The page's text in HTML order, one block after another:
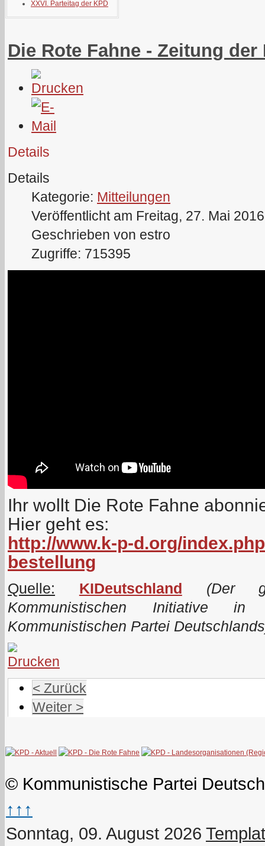
XXVI. Parteitag der KPD
Die Rote Fahne - Zeitung der
Details
Details
Kategorie: Mitteilungen
Veröffentlicht am Freitag, 27. Mai
Geschrieben von estro
Zugriffe: 715395
Ihr wollt Die Rote Fahne
Hier geht es:
http://www.k-p-d.org/
bestellung
Quelle: KIDeutschland (Der
Kommunistischen Initiative
Kommunistischen Partei
< Zurück
Weiter >
© Kommunistische Partei
↑↑↑
Sonntag, 09. August 2026